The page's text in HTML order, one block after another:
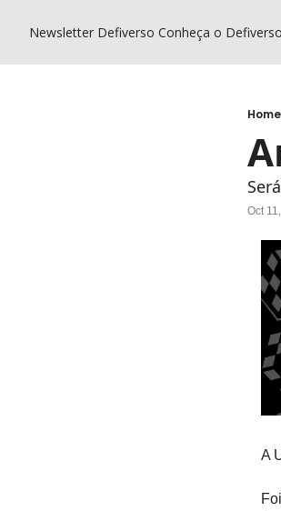
Newsletter Defiverso Conheça o Defiverso
Home
Oct
A